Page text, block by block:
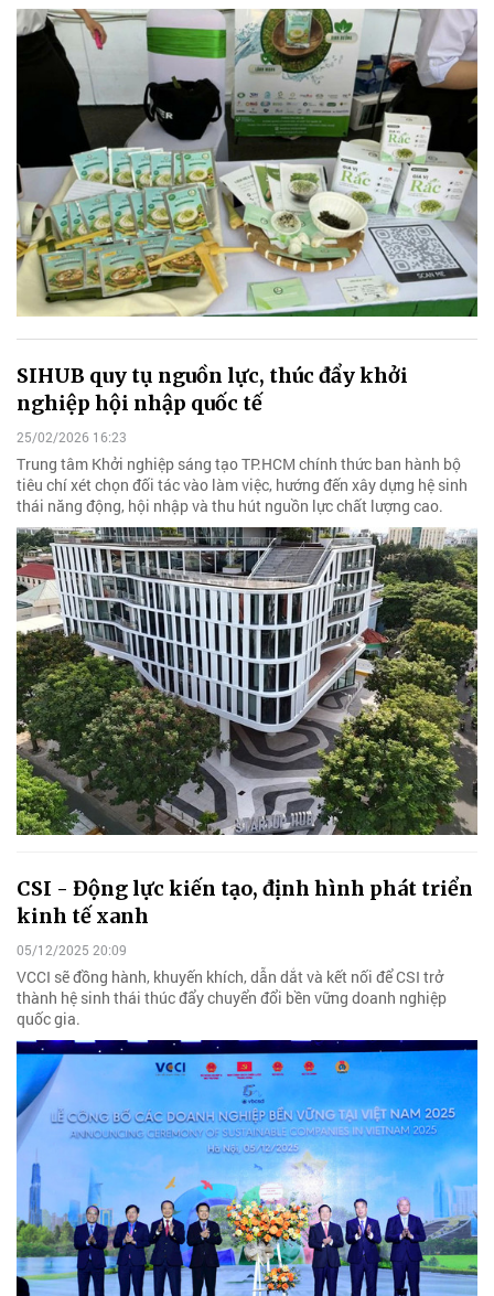
SIHUB quy tụ nguồn lực, thúc đẩy khởi
nghiệp hội nhập quốc tế
25/02/2026 16:23
Trung tâm Khởi nghiệp sáng tạo TP.HCM chính thức ban hành bộ
tiêu chí xét chọn đối tác vào làm việc, hướng đến xây dựng hệ sinh
thái năng động, hội nhập và thu hút nguồn lực chất lượng cao.
CSI - Động lực kiến tạo, định hình phát triển
kinh tế xanh
05/12/2025 20:09
VCCI sẽ đồng hành, khuyến khích, dẫn dắt và kết nối để CSI trở
thành hệ sinh thái thúc đẩy chuyển đổi bền vững doanh nghiệp
quốc gia.